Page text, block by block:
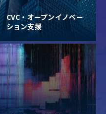
CVC・オープンイノベー
ション支援